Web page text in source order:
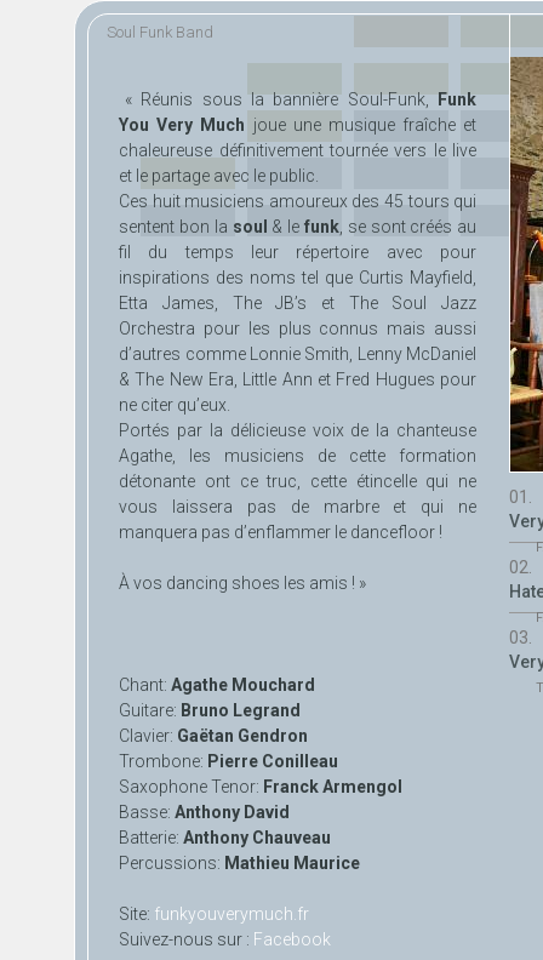
Soul Funk Band
« Réunis sous la bannière Soul-Funk,
Funk
You Very Much joue une musique fraîche et
chaleureuse définitivement tournée vers le live
et le partage avec le public.
Ces huit musiciens amoureux des 45 tours qui
sentent bon la soul & le funk, se sont créés au
fil du temps leur répertoire avec pour
inspirations des noms tel que Curtis Mayfield,
Etta James, The JB’s et The Soul Jazz
Orchestra pour les plus connus mais aussi
d’autres comme Lonnie Smith, Lenny McDaniel
& The New Era, Little Ann et Fred Hugues pour
ne citer qu’eux.
Portés par la délicieuse voix de la chanteuse
Agathe, les musiciens de cette formation
détonante ont ce truc, cette étincelle qui ne
vous laissera pas de marbre et qui ne
manquera pas d’enflammer le dancefloor !
À vos dancing shoes les amis ! »
Chant:Agathe Mouchard
Guitare: Bruno Legrand
Clavier: Gaëtan Gendron
Trombone: Pierre Conilleau
Saxophone Tenor: Franck Armengol
Basse:Anthony David
Batterie:Anthony Chauveau
Percussions: Mathieu Maurice
Site: funkyouverymuch.fr
Suivez-nous sur : Facebook